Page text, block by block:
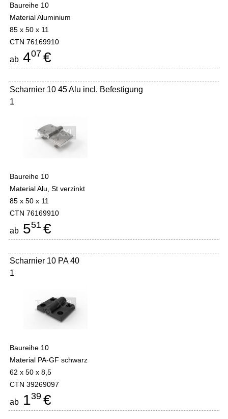
Baureihe 10
Material Aluminium
85 x 50 x 11
CTN 76169910
ab 407 €
Scharnier 10 45 Alu incl. Befestigung
1
Baureihe 10
Material Alu, St verzinkt
85 x 50 x 11
CTN 76169910
ab 551 €
Scharnier 10 PA 40
1
Baureihe 10
Material PA-GF schwarz
62 x 50 x 8,5
CTN 39269097
ab 139 €